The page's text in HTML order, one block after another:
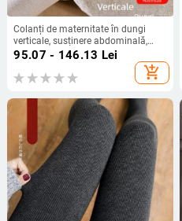
Colanți de maternitate în dungi
verticale, susținere abdominală,
groși pentru iarnă, mărime plus
95.07 - 146.13 Lei
add_shopping_cart